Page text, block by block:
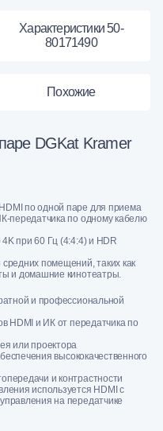
Характеристики 50-
80171490
Похожие
DGKat Kramer
по одной паре для приема
передатчика по одному кабелю
при 60 Гц (4:4:4) и HDR
помещений, таких как
и домашние кинотеатры.
и профессиональной
HDMI и ИК от передатчика по
или проектора
высококачественного
и контрастности
используется HDMI с
на передатчике